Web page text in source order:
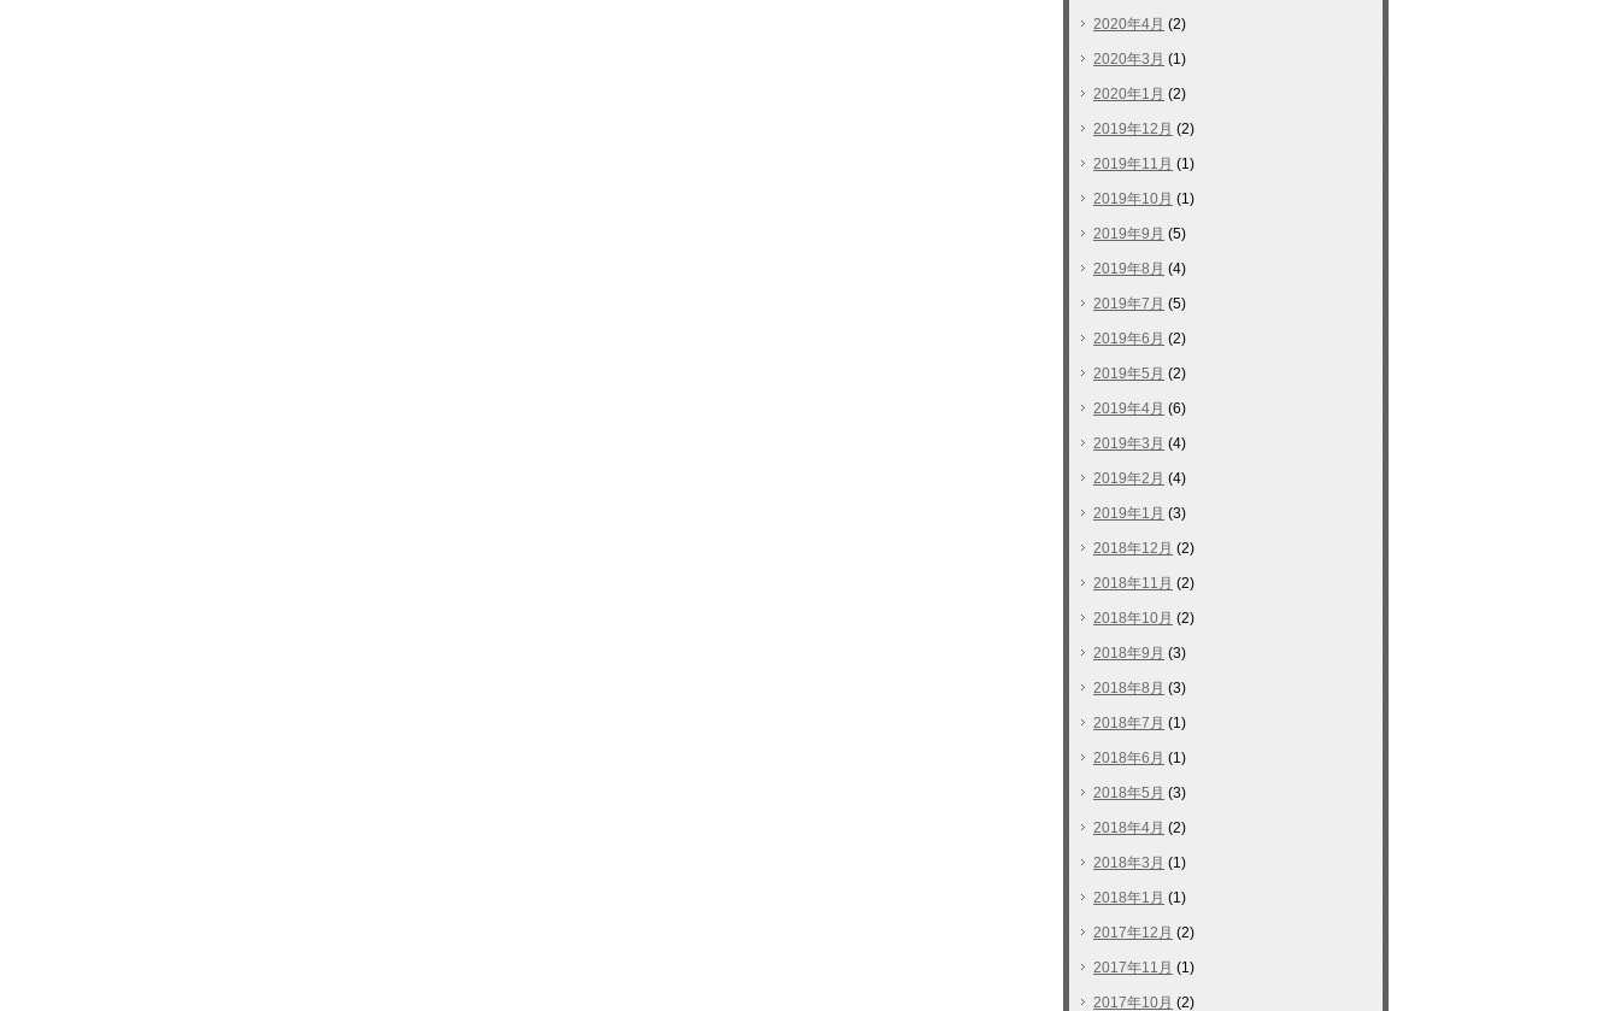
2020年4月 (2)
2020年3月 (1)
2020年1月 (2)
2019年12月 (2)
2019年11月 (1)
2019年10月 (1)
2019年9月 (5)
2019年8月 (4)
2019年7月 (5)
2019年6月 (2)
2019年5月 (2)
2019年4月 (6)
2019年3月 (4)
2019年2月 (4)
2019年1月 (3)
2018年12月 (2)
2018年11月 (2)
2018年10月 (2)
2018年9月 (3)
2018年8月 (3)
2018年7月 (1)
2018年6月 (1)
2018年5月 (3)
2018年4月 (2)
2018年3月 (1)
2018年1月 (1)
2017年12月 (2)
2017年11月 (1)
2017年10月 (2)